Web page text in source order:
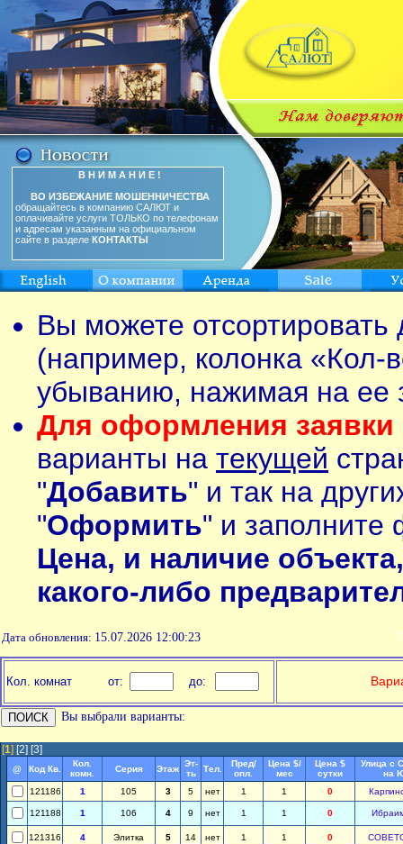
В Н И М А Н И Е !
ВО ИЗБЕЖАНИЕ МОШЕННИЧЕСТВА
обращайтесь в компанию САЛЮТ и
оплачивайте услуги ТОЛЬКО по телефонам
и адресам указанным на официальном
сайте в разделе КОНТАКТЫ
Вы можете
(например, колонка «Кол-
убыванию, нажимая на ее
Для оформления заявки
варианты на текущей
"Добавить" и так на
"Оформить" и заполните
Цена, и наличие
какого-либо
Дата обновления: 15.07.2026 12:00:23
Кол. комнат от: до:
Вы выбрали варианты:
[1] [2] [3]
@ Код Кв.
Кол.
комн.
Серия Этаж
Эт-
ть
Тел.
Пред/
опл.
Цена $/
мес
Цена $
сутки
Улица с
на
121186
1 105 3 5 нет 1 1 0
121188 1 106 4 9 нет 1 1 0
121316 4 Элитка 5 14 нет 1 1 0